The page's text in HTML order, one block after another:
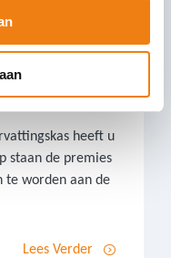
heeft u
staan de premies
te worden aan de
Lees Verder